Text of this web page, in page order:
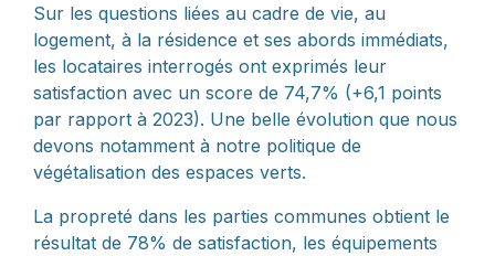
Sur les questions liées au cadre de vie, au
logement, à la résidence et ses abords immédiats,
les locataires interrogés ont exprimés leur
satisfaction avec un score de 74,7% (+6,1 points
par rapport à 2023). Une belle évolution que nous
devons notamment à notre politique de
végétalisation des espaces verts.
La propreté dans les parties communes obtient le
résultat de 78% de satisfaction, les équipements